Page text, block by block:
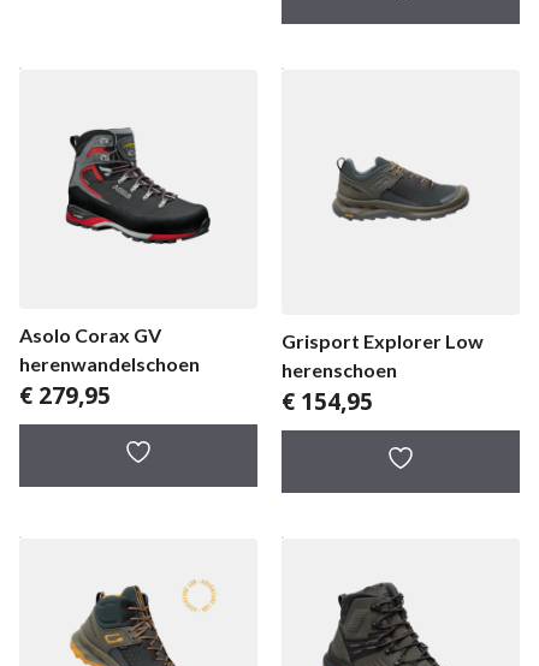
Asolo Corax GV
herenwandelschoen
€ 279,95
Grisport Explorer Low
herenschoen
€ 154,95